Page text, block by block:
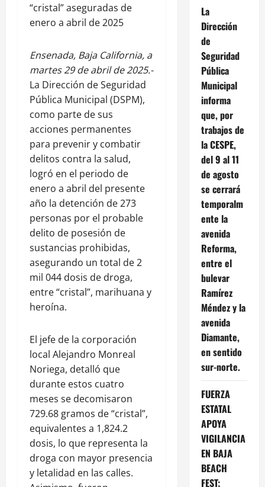
“cristal” aseguradas de
enero a abril de 2025
Ensenada, Baja California, a
martes 29 de abril de 2025.-
La Dirección de Seguridad
Pública Municipal (DSPM),
como parte de sus
acciones permanentes
para prevenir y combatir
delitos contra la salud,
logró en el periodo de
enero a abril del presente
año la detención de 273
personas por el probable
delito de posesión de
sustancias prohibidas,
asegurando un total de 2
mil 044 dosis de droga,
entre “cristal”, marihuana y
heroína.
El jefe de la corporación
local Alejandro Monreal
Noriega, detalló que
durante estos cuatro
meses se decomisaron
729.68 gramos de “cristal”,
equivalentes a 1,824.2
dosis, lo que representa la
droga con mayor presencia
y letalidad en las calles.
La
Dirección
de
Seguridad
Pública
Municipal
informa
que, por
trabajos de
la CESPE,
del 9 al 11
de agosto
se cerrará
temporalm
ente la
avenida
Reforma,
entre el
bulevar
Ramírez
Méndez y la
avenida
Diamante,
en sentido
sur-norte.
FUERZA
ESTATAL
APOYA
VIGILANCIA
EN BAJA
BEACH
FEST;